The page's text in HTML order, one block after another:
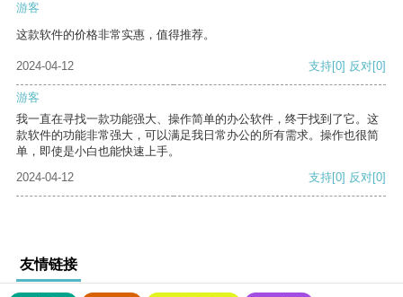
游客
这款软件的价格非常实惠，值得推荐。
2024-04-12 支持[0] 反对[0]
游客
我一直在寻找一款功能强大、操作简单的办公软件，终于找到了它。这
款软件的功能非常强大，可以满足我日常办公的所有需求。操作也很简
单，即使是小白也能快速上手。
2024-04-12
支持[0] 反对[0]
友情链接